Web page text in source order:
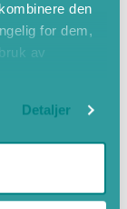
den
for dem,
av
Detaljer